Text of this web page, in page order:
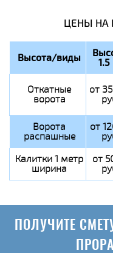
ЦЕНЫ НА
Высота/виды
Откатные
ворота
от
Ворота
распашные
от
Калитки 1 метр
ширина
от
ПОЛУЧИТЕ